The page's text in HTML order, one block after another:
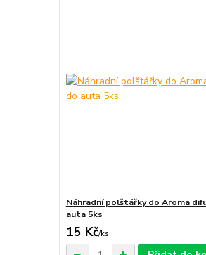
Náhradní polštářky do Aroma
auta 5ks
15 Kč/ks